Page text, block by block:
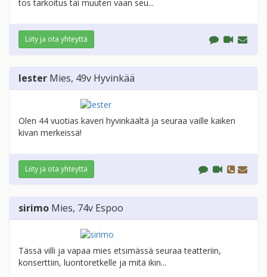
tos tarkoitus tai muuten vaan seu...
Liity ja ota yhteyttä
lester Mies, 49v Hyvinkää
Olen 44 vuotias kaveri hyvinkäältä ja seuraa vaille kaiken
kivan merkeissä!
Liity ja ota yhteyttä
sirimo Mies, 74v Espoo
Tässä villi ja vapaa mies etsimässä seuraa teatteriin,
konserttiin, luontoretkelle ja mitä ikin...